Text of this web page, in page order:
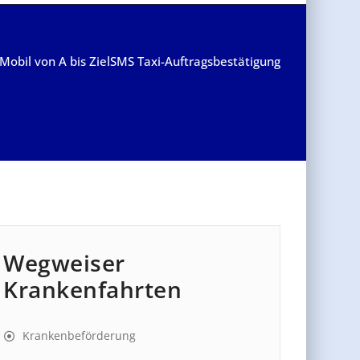
Mobil von A bis ZielSMS Taxi-Auftragsbestätigung
Wegweiser
Krankenfahrten
Krankenbeförderung